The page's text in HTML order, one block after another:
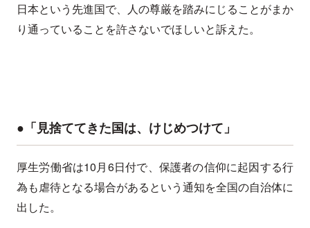
日本という先進国で、人の尊厳を踏みにじることがまか
り通っていることを許さないでほしいと訴えた。
●「見捨ててきた国は、けじめつけて」
厚生労働省は10月6日付で、保護者の信仰に起因する行
為も虐待となる場合があるという通知を全国の自治体に
出した。